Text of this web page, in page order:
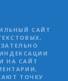
САЙТ
НА САЙТ
ТОЧКУ